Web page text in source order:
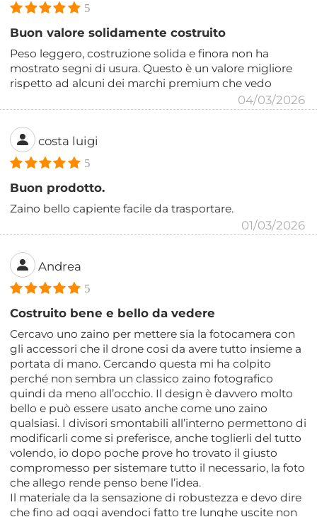
5
Buon valore solidamente costruito
Peso leggero, costruzione solida e finora non ha
mostrato segni di usura. Questo è un valore migliore
rispetto ad alcuni dei marchi premium che vedo
04/03/2026
costa luigi
5
Buon prodotto.
Zaino bello capiente facile da trasportare.
01/03/2026
Andrea
5
Costruito bene e bello da vedere
Cercavo uno zaino per mettere sia la fotocamera con
gli accessori che il drone cosi da avere tutto insieme a
portata di mano. Cercando questa mi ha colpito
perché non sembra un classico zaino fotografico
quindi da meno all’occhio. Il design è davvero molto
bello e può essere usato anche come uno zaino
qualsiasi. I divisori smontabili all’interno permettono di
modificarli come si preferisce, anche toglierli del tutto
volendo, io dopo poche prove ho trovato il giusto
compromesso per sistemare tutto il necessario, la foto
che allego rende penso bene l’idea.
Il materiale da la sensazione di robustezza e devo dire
che fino ad oggi avendoci fatto tre lunghe uscite non